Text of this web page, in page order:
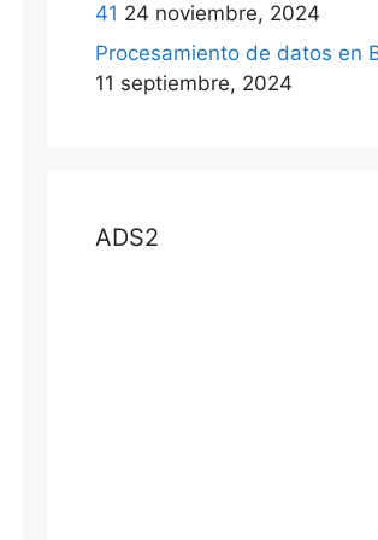
41 24 noviembre, 2024
Procesamiento de datos en
11 septiembre, 2024
ADS2